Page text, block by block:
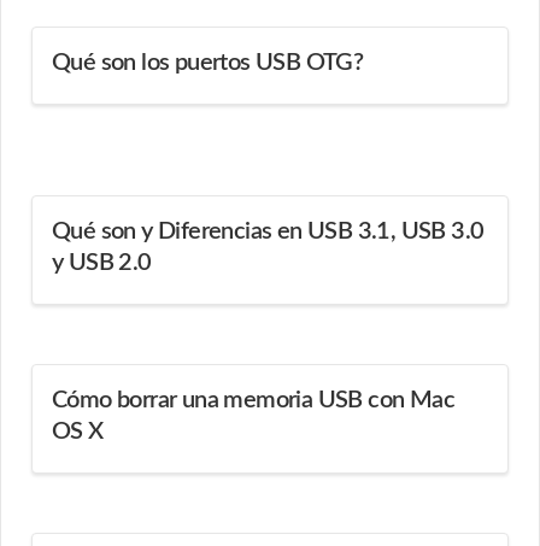
Qué son los puertos USB OTG?
Qué son y Diferencias en USB 3.1, USB 3.0
y USB 2.0
Cómo borrar una memoria USB con Mac
OS X